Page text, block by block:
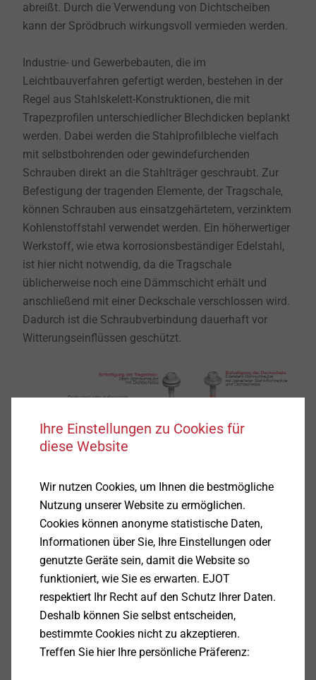
abreißt. Durch die Verwendung von Dichtscheiben
kann der Sprödbruch wirkungsvoll vermieden werden.
Industrie- und Gewerbebauten, die im
Leichtbauverfahren gefertigt werden, bestehen in der
Regel aus Stahlskelett-Konstruktionen, die mit
Trapezprofilen unterschiedlicher Blechdicken beplankt
werden. Dabei werden die Stahlprofilbleche vielfach
mit selbstbohrenden oder gewindefurchenden
Schrauben direkt an die Stahlträger geschraubt. Zur
Befestigung der tragenden Elemente, der Tragschale,
können Schrauben aus einsatzgehärtetem, verzinktem
Kohlenstoffstahl verwendet werden. Ein höherwertiger
Werkstoff, wie etwa korrosionsbeständiger Edelstahl,
ist hier nicht notwendig, da die Tragschale
üblicherweise noch eine Dämmschicht erhält und
anschließend mit einer Deckschale verschlossen wird.
Dadurch ist die Schraubverbindung dauerhaft vor
Witterungseinflüssen geschützt.
Tragschale und der Deckschale
​​​​​​​​​​​​​​Im Alltag läuft auf vielen Baustellen vieles nicht wie
ursprünglich vorgesehen: Lieferverzug,
Ihre Einstellungen zu Cookies für
diese Website
Wir nutzen Cookies, um Ihnen die bestmögliche
Nutzung unserer Website zu ermöglichen.
Cookies können anonyme statistische Daten,
Informationen über Sie, Ihre Einstellungen oder
genutzte Geräte sein, damit die Website so
funktioniert, wie Sie es erwarten. EJOT
respektiert Ihr Recht auf den Schutz Ihrer Daten.
Deshalb können Sie selbst entscheiden,
bestimmte Cookies nicht zu akzeptieren.
Treffen Sie hier Ihre persönliche Präferenz: